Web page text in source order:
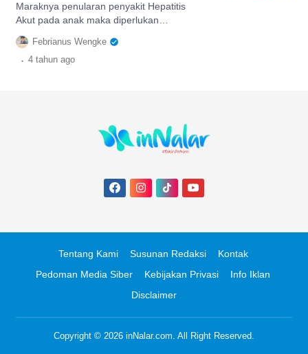
Maraknya penularan penyakit Hepatitis
Akut pada anak maka diperlukan
pencegahan sedini mungkin. Berikut
penjelasan pakar Prof. Hanifah
Febrianus Wengke
. 4 tahun ago
Tentang Kami Susunan Redaksi
Kontak
Pedoman Media Siber
Kebijakan Privasi
Info Iklan
Disclaimer
Copyright © 2026 inNalar.com. All Right Reserved.